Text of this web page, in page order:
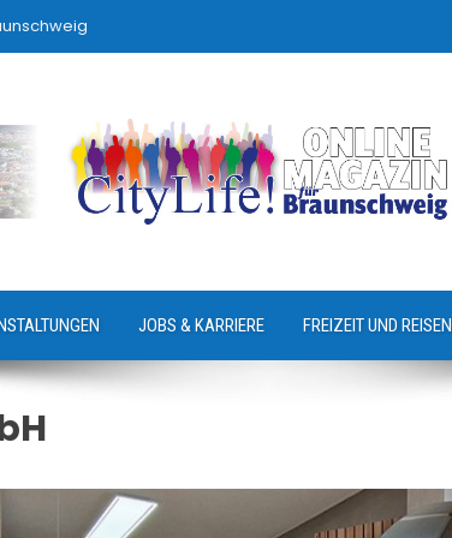
JOBS & KARRIERE FREIZEIT UND REISEN